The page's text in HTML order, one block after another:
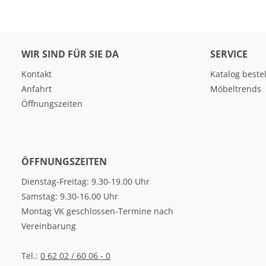
WIR SIND FÜR SIE DA
Kontakt
Anfahrt
Öffnungszeiten
SERVICE
Katalog
Möbeltrends
ÖFFNUNGSZEITEN
Dienstag-Freitag: 9.30-19.00 Uhr
Samstag: 9.30-16.00 Uhr
Montag VK geschlossen-Termine nach
Vereinbarung
Tel.: 0 62 02 / 60 06 - 0